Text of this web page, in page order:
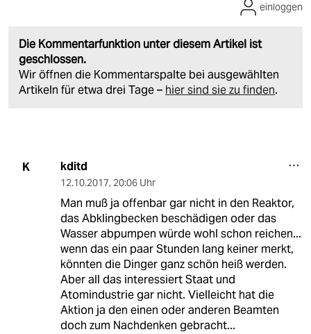
Die Kommentarfunktion unter diesem Artikel ist
geschlossen.
Wir öffnen die Kommentarspalte bei ausgewählten
Artikeln für etwa drei Tage – hier sind sie zu finden.
einloggen
K kditd
12.10.2017, 20:06 Uhr
Man muß ja offenbar gar nicht in den Reaktor,
das Abklingbecken beschädigen oder das
Wasser abpumpen würde wohl schon reichen...
wenn das ein paar Stunden lang keiner merkt,
könnten die Dinger ganz schön heiß werden.
Aber all das interessiert Staat und
Atomindustrie gar nicht. Vielleicht hat die
Aktion ja den einen oder anderen Beamten
doch zum Nachdenken gebracht...